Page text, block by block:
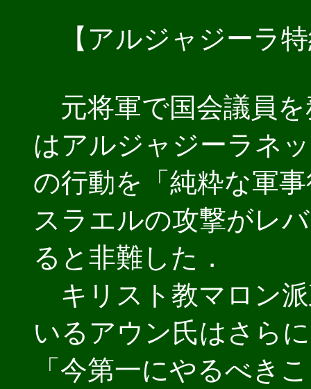
【アルジャジーラ
元将軍で国会議員
はアルジャジーラネ
の行動を「純粋な軍
スラエルの攻撃がレ
ると非難した．
キリスト教マロン
いるアウン氏はさら
「今第一にやるべき